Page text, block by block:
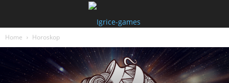
Home Horoskop